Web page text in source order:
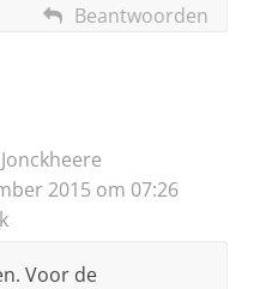
Beantwoorden
2015 om 07:26
Voor de